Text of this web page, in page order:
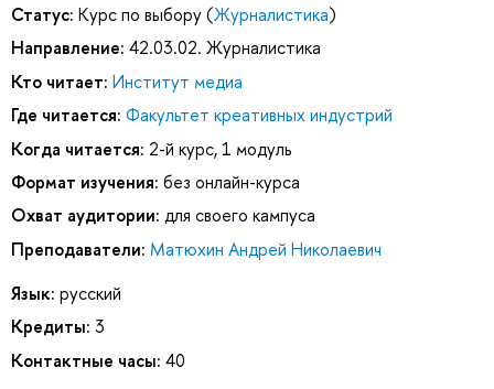
Статус: Курс по выбору (Журналистика)
Направление: 42.03.02. Журналистика
Кто читает: Институт медиа
Где читается: Факультет креативных индустрий
Когда читается: 2-й курс, 1 модуль
Формат изучения: без онлайн-курса
Охват аудитории: для своего кампуса
Преподаватели: Матюхин Андрей Николаевич
Язык: русский
Кредиты: 3
Контактные часы: 40